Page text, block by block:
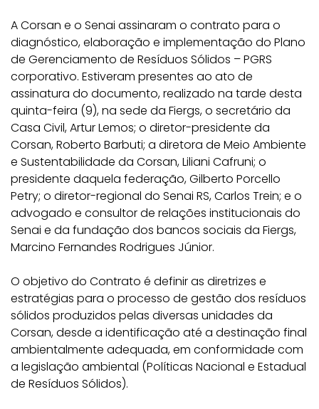
A Corsan e o Senai assinaram o contrato para o
diagnóstico, elaboração e implementação do Plano
de Gerenciamento de Resíduos Sólidos – PGRS
corporativo. Estiveram presentes ao ato de
assinatura do documento, realizado na tarde desta
quinta-feira (9), na sede da Fiergs, o secretário da
Casa Civil, Artur Lemos; o diretor-presidente da
Corsan, Roberto Barbuti; a diretora de Meio Ambiente
e Sustentabilidade da Corsan, Liliani Cafruni; o
presidente daquela federação, Gilberto Porcello
Petry; o diretor-regional do Senai RS, Carlos Trein; e o
advogado e consultor de relações institucionais do
Senai e da fundação dos bancos sociais da Fiergs,
Marcino Fernandes Rodrigues Júnior.
O objetivo do Contrato é definir as diretrizes e
estratégias para o processo de gestão dos resíduos
sólidos produzidos pelas diversas unidades da
Corsan, desde a identificação até a destinação final
ambientalmente adequada, em conformidade com
a legislação ambiental (Políticas Nacional e Estadual
de Resíduos Sólidos).